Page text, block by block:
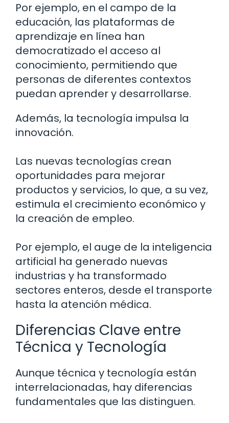
Por ejemplo, en el campo de la
educación, las plataformas de
aprendizaje en línea han
democratizado el acceso al
conocimiento, permitiendo que
personas de diferentes contextos
puedan aprender y desarrollarse.
Además, la tecnología impulsa la
innovación.
Las nuevas tecnologías crean
oportunidades para mejorar
productos y servicios, lo que, a su vez,
estimula el crecimiento económico y
la creación de empleo.
Por ejemplo, el auge de la inteligencia
artificial ha generado nuevas
industrias y ha transformado
sectores enteros, desde el transporte
hasta la atención médica.
Diferencias Clave entre
Técnica y Tecnología
Aunque técnica y tecnología están
interrelacionadas, hay diferencias
fundamentales que las distinguen.